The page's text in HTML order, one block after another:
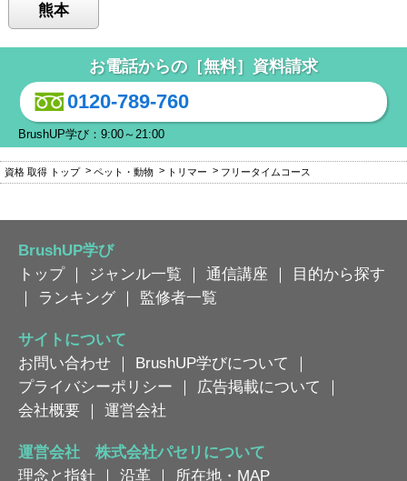
熊本
お電話からの［無料］資料請求
0120-789-760
BrushUP学び：9:00～21:00
資格 取得 トップ ペット・動物 トリマー フリータイムコース
BrushUP学び
トップ｜ ジャンル一覧 ｜ 通信講座 ｜
目的から探す
｜
ランキング ｜ 監修者一覧
サイトについて
お問い合わせ ｜ BrushUP学びについて
｜
プライバシーポリシー ｜ 広告掲載について
｜
会社概要 ｜ 運営会社
運営会社 株式会社パセリについて
理念と指針 ｜ 沿革 ｜ 所在地・MAP